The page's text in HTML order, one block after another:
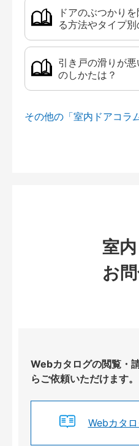
ドアのぶつかり
る方法やタイプ
引き戸の滑りが
のしかたは？
その他の「室内ドアコラ
室
お
Webカタログの閲覧・
らご依頼いただけます。
Webカタ